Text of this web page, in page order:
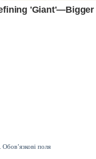
Обов’язкові поля